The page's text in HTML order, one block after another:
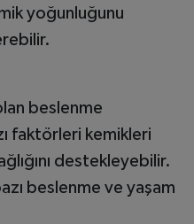
yoğunluğunu
beslenme
faktörleri kemikleri
destekleyebilir.
beslenme ve yaşam